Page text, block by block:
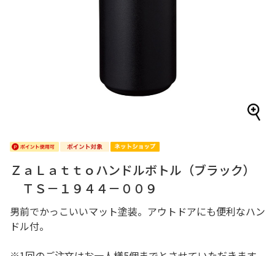
ＺａＬａｔｔｏハンドルボトル（ブラック）
ＴＳ－１９４４－００９
男前でかっこいいマット塗装。アウトドアにも便利なハン
ドル付。